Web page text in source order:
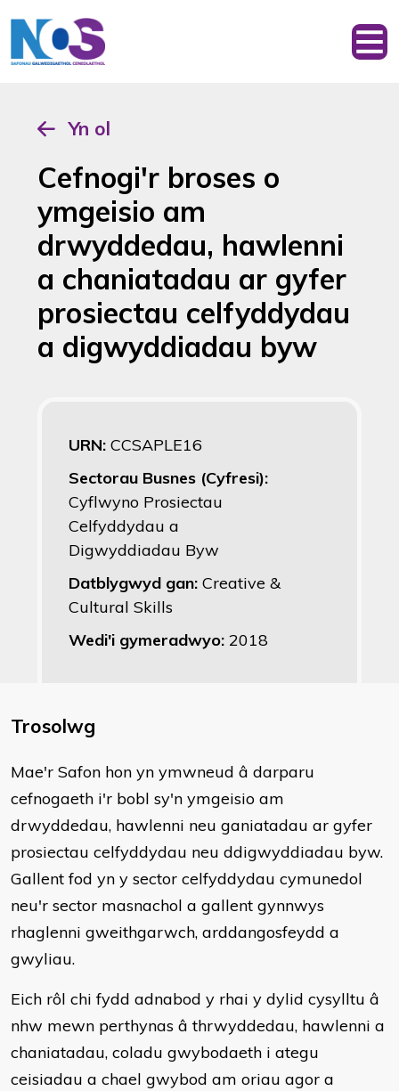
Yn ol
Cefnogi'r broses o
ymgeisio am
drwyddedau, hawlenni
a chaniatadau ar gyfer
prosiectau celfyddydau
a digwyddiadau byw
URN: CCSAPLE16
Sectorau Busnes (Cyfresi):
Cyflwyno Prosiectau
Celfyddydau a
Digwyddiadau Byw
Datblygwyd gan: Creative &
Cultural Skills
Wedi'i gymeradwyo: 2018
Trosolwg
Mae'r Safon hon yn ymwneud â darparu
cefnogaeth i'r bobl sy'n ymgeisio am
drwyddedau, hawlenni neu ganiatadau ar gyfer
prosiectau celfyddydau neu ddigwyddiadau byw.
Gallent fod yn y sector celfyddydau cymunedol
neu'r sector masnachol a gallent gynnwys
rhaglenni gweithgarwch, arddangosfeydd a
gwyliau.
Eich rôl chi fydd adnabod y rhai y dylid cysylltu â
nhw mewn perthynas â thrwyddedau, hawlenni a
chaniatadau, coladu gwybodaeth i ategu
ceisiadau a chael gwybod am oriau agor a